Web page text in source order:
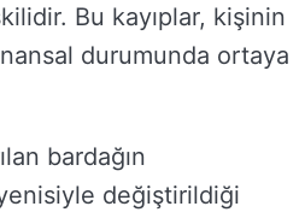
Bu kayıplar, kişinin
durumunda ortaya
bardağın
değiştirildiği